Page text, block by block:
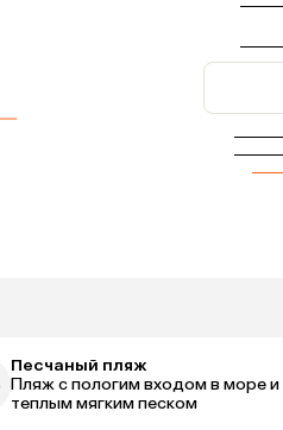
Песчаный пляж
Пляж с пологим входом в море и
теплым мягким песком